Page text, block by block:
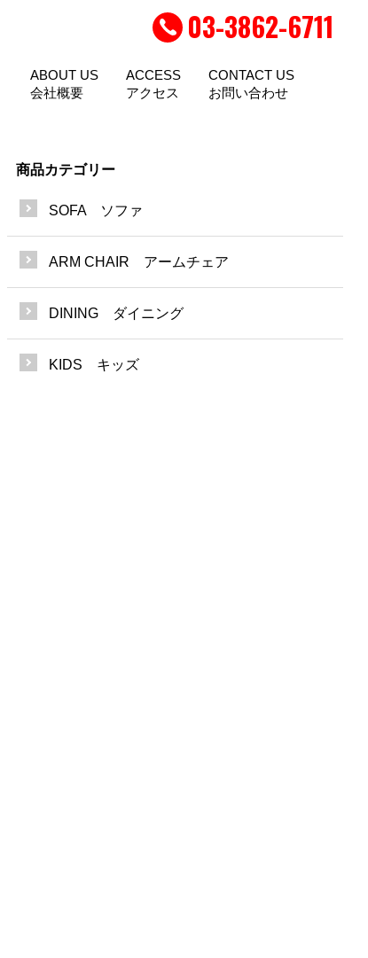
03-3862-6711
ABOUT US
会社概要
ACCESS
アクセス
CONTACT US
お問い合わせ
商品カテゴリー
SOFA ソファ
ARM CHAIR アームチェア
DINING ダイニング
KIDS キッズ